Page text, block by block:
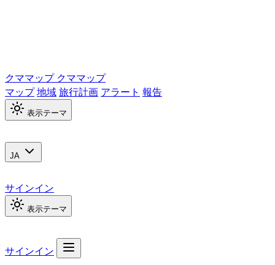
クママップ クママップ
マップ地域旅行計画 アラート 報告
表示テーマ
JA
サインイン
表示テーマ
サインイン